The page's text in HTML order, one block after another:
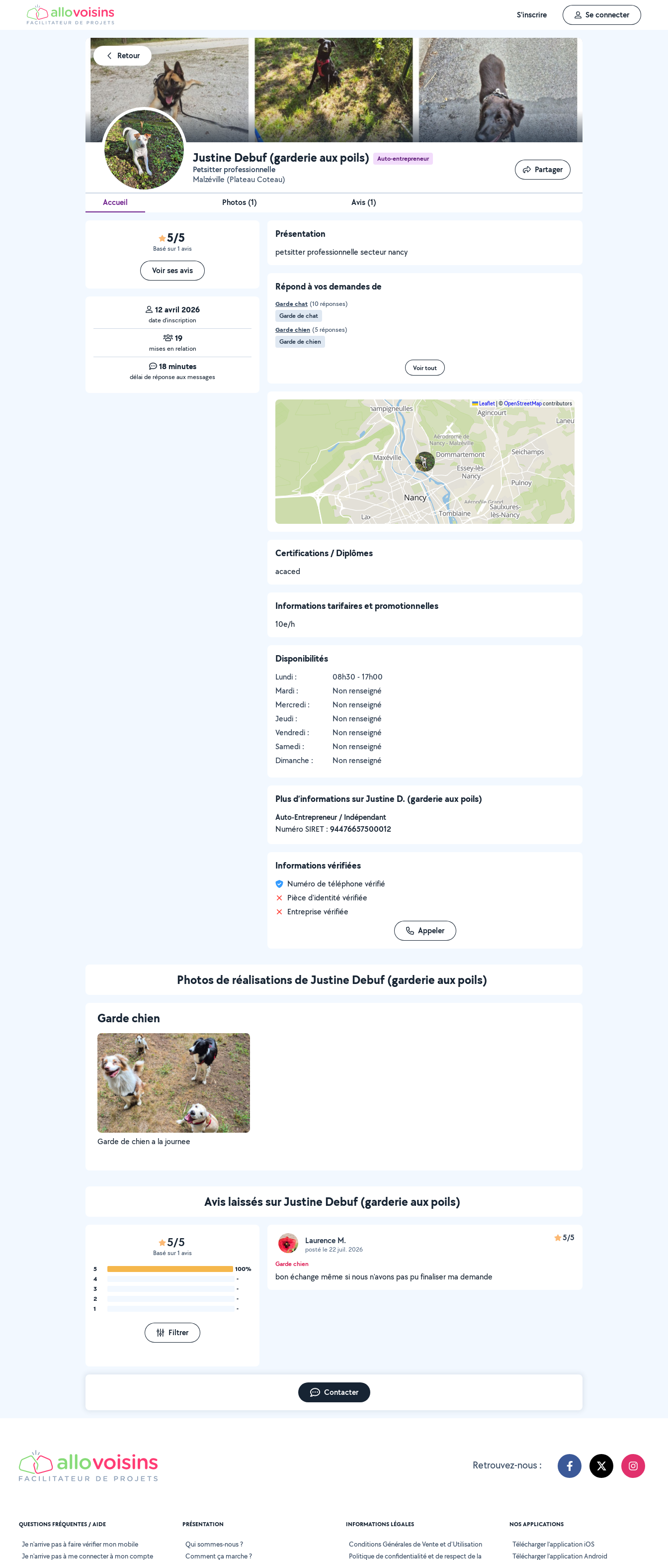
S'inscrire Se connecter
Retour
Justine Debuf (garderie aux poils) Auto-entrepreneur
Petsitter professionnelle
Malzéville (Plateau Coteau)
Partager
Partager
Accueil Photos (1) Avis (1)
5/5
Basé sur 1 avis
Voir ses avis
12 avril 2026
date d’inscription
19
mises en relation
18 minutes
délai de réponse aux messages
Présentation
petsitter professionnelle secteur nancy
Répond à vos demandes de
Garde chat (10 réponses)
Garde de chat
Garde chien (5 réponses)
Garde de chien
Voir tout
Leaflet ©OpenStreetMapcontributors
Certifications / Diplômes
acaced
Informations tarifaires et promotionnelles
10e/h
Disponibilités
Lundi :
08h30 - 17h00
Mardi :
Non renseigné
Mercredi :
Non renseigné
Jeudi :
Non renseigné
Vendredi :
Non renseigné
Samedi :
Non renseigné
Dimanche :
Non renseigné
Plus d’informations sur Justine D. (garderie aux poils)
Auto-Entrepreneur / Indépendant
Numéro SIRET : ‍94476657500012
Informations vérifiées
Numéro de téléphone vérifié
Pièce d'identité vérifiée
Entreprise vérifiée
Appeler
Photos de réalisations de Justine Debuf (garderie aux poils)
Garde chien
Garde de chien a la journee
Avis laissés sur Justine Debuf (garderie aux poils)
5/5
Basé sur 1 avis
5
100%
4
-
3
-
2
-
1
-
Filtrer
Laurence M.
posté le 22 juil. 2026
5/5
Garde chien
bon échange même si nous n'avons pas pu finaliser ma demande
Contacter
Retrouvez-nous :
QUESTIONS FRÉQUENTES / AIDE
Je n'arrive pas à faire vérifier mon mobile
Je n'arrive pas à me connecter à mon compte
PRÉSENTATION
Qui sommes-nous ?
Comment ça marche ?
INFORMATIONS LÉGALES
Conditions Générales de Vente et d'Utilisation
Politique de confidentialité et de respect de la
NOS APPLICATIONS
Télécharger l’application iOS
Télécharger l’application Android